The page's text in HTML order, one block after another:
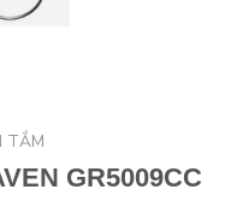
TẮM
GR5009CC